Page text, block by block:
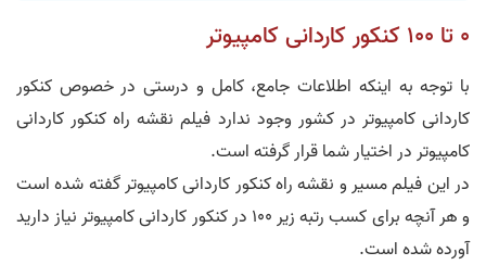
0 تا 100 کنکور کاردانی کامپیوتر
با توجه به اینکه اطلاعات جامع، کامل و درستی در خصوص کنکور
کاردانی کامپیوتر در کشور وجود ندارد فیلم نقشه راه کنکور کاردانی
کامپیوتر در اختیار شما قرار گرفته است.
در این فیلم مسیر و نقشه راه کنکور کاردانی کامپیوتر گفته شده است
و هر آنچه برای کسب رتبه زیر 100 در کنکور کاردانی کامپیوتر نیاز دارید
آورده شده است.